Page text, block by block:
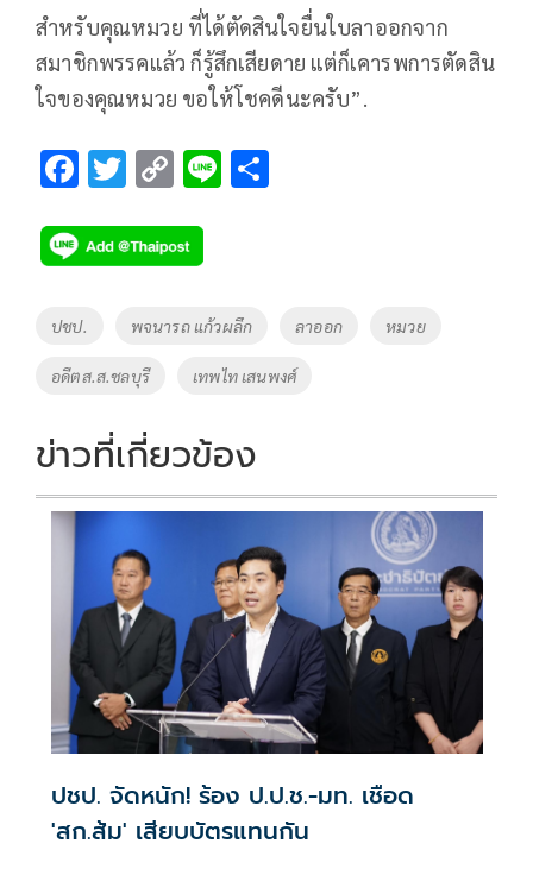
สำหรับคุณหมวย ที่ได้ตัดสินใจยื่นใบลาออกจาก
สมาชิกพรรคแล้ว ก็รู้สึกเสียดาย แต่ก็เคารพการตัดสิน
ใจของคุณหมวย ขอให้โชคดีนะครับ”.
F
e
b
o
o
k
T
tt
er
C
p
y
Li
k
Li
Tags
ปชป. พจนารถ แก้วผลึก ลาออก หมวย
อดีตส.ส.ชลบุรี เทพไท เสนพงศ์
ข่าวที่เกี่ยวข้อง
ปชป. จัดหนัก! ร้อง ป.ป.ช.-มท. เชือด
'สก.ส้ม' เสียบบัตรแทนกัน